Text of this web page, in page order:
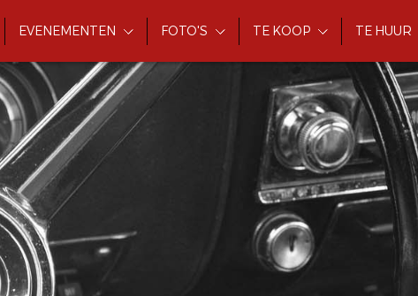
EVENEMENTEN FOTO'S TE KOOP TE HUUR